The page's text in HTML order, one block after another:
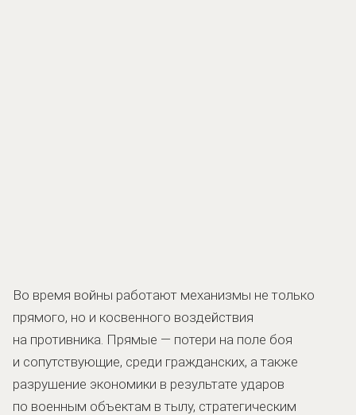
Во время войны работают механизмы не только
прямого, но и косвенного воздействия
на противника. Прямые — потери на поле боя
и сопутствующие, среди гражданских, а также
разрушение экономики в результате ударов
по военным объектам в тылу, стратегическим